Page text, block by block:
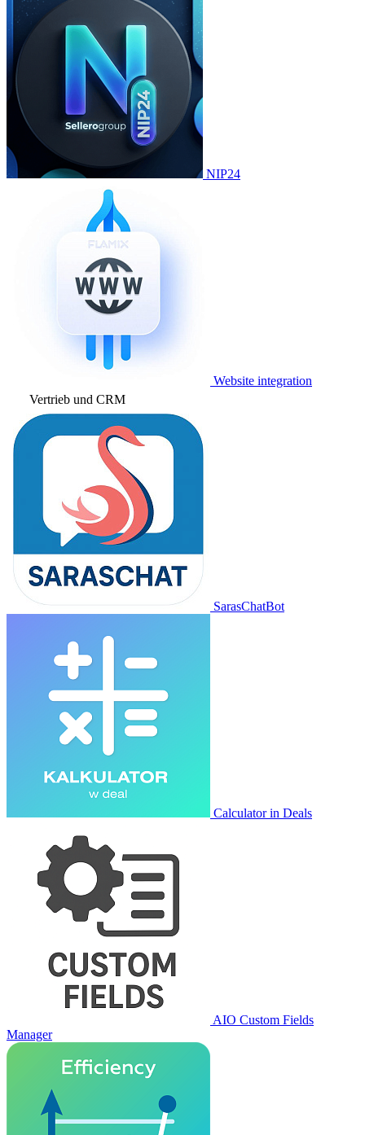
NIP24
Website integration
Vertrieb und CRM
SarasChatBot
Calculator in Deals
AIO Custom Fields
Manager